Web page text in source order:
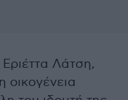
Λάτση,
οικογένεια